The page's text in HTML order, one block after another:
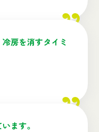
房を消すタイミ
ます。